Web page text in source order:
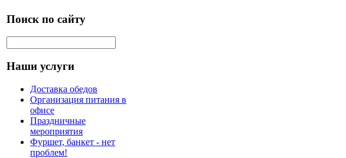
Поиск по сайту
Наши услуги
Доставка обедов
Организация питания в
офисе
Праздничные
мероприятия
Фуршет, банкет - нет
проблем!